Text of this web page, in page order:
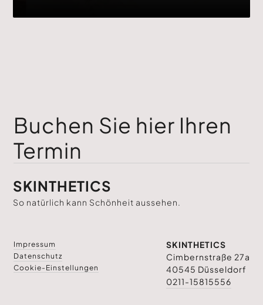
Buchen Sie hier Ihren
Termin
SKINTHETICS
So natürlich kann Schönheit aussehen.
Impressum
Datenschutz
Cookie-Einstellungen
SKINTHETICS
Cimbernstraße 27a
40545 Düsseldorf
0211-15815556